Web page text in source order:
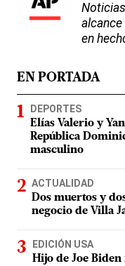
en
EN PORTADA
DEPORTES
Elías Valerio y
República
masculino
ACTUALIDAD
Dos muertos y
negocio de Villa
EDICIÓN USA
Hijo de Joe Biden